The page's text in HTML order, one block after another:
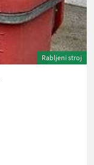
Rabljeni stroj